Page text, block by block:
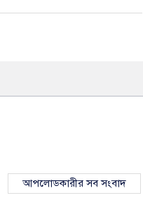
আপলোডকারীর সব সংবাদ